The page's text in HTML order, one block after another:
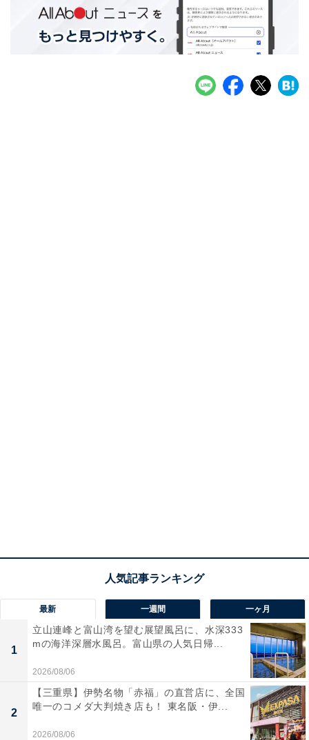
最新 一週間 一ヶ月
1
立山連峰と富山湾を望む展望風呂に、水深333
mの海洋深層水風呂。富山県の人気日帰...
2026/08/06
2
【三重県】伊勢名物「赤福」の直営店に、全国
唯一のコメダ大判焼き店も！ 東名阪・伊...
2026/08/06